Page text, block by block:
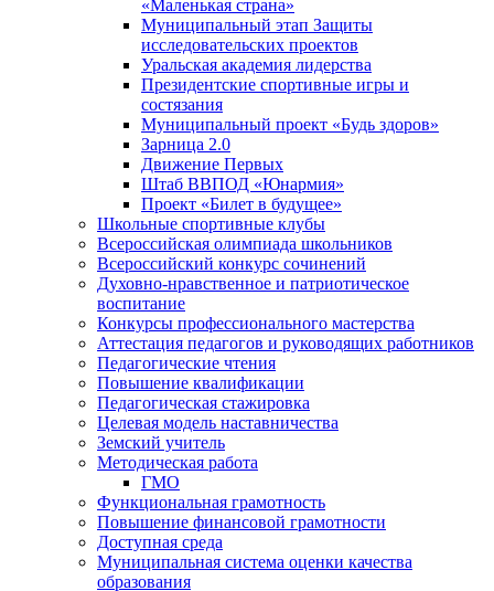
«Маленькая страна»
Муниципальный этап Защиты
исследовательских проектов
Уральская академия лидерства
Президентские спортивные игры и
состязания
Муниципальный проект «Будь здоров»
Зарница 2.0
Движение Первых
Штаб ВВПОД «Юнармия»
Проект «Билет в будущее»
Школьные спортивные клубы
Всероссийская олимпиада школьников
Всероссийский конкурс сочинений
Духовно-нравственное и патриотическое
воспитание
Конкурсы профессионального мастерства
Аттестация педагогов и руководящих работников
Педагогические чтения
Повышение квалификации
Педагогическая стажировка
Целевая модель наставничества
Земский учитель
Методическая работа
ГМО
Функциональная грамотность
Повышение финансовой грамотности
Доступная среда
Муниципальная система оценки качества
образования